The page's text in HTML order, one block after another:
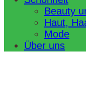
Beauty
Haut,
Mode
Über uns